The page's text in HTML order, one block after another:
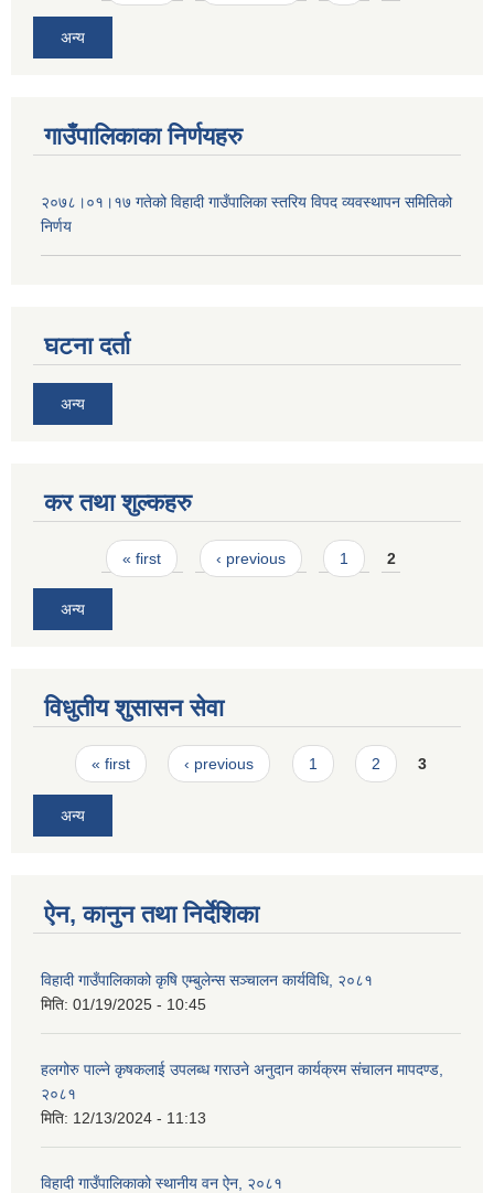
अन्य
गाउँपालिकाका निर्णयहरु
२०७८।०१।१७ गतेको विहादी गाउँपालिका स्तरिय विपद व्यवस्थापन समितिको
निर्णय
घटना दर्ता
अन्य
कर तथा शुल्कहरु
Pages« first ‹ previous 1 2
अन्य
विधुतीय शुसासन सेवा
Pages
« first ‹ previous 1 2 3
अन्य
ऐन, कानुन तथा निर्देशिका
विहादी गाउँपालिकाको कृषि एम्बुलेन्स सञ्चालन कार्यविधि, २०८१
मिति: 01/19/2025 - 10:45
हलगोरु पाल्ने कृषकलाई उपलब्ध गराउने अनुदान कार्यक्रम संचालन मापदण्ड,
२०८१
मिति: 12/13/2024 - 11:13
विहादी गाउँपालिकाको स्थानीय वन ऐन, २०८१